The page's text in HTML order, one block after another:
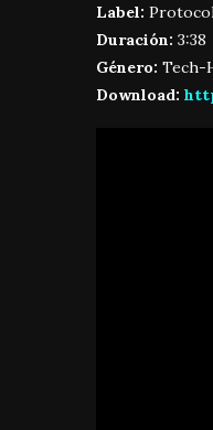
Label:
Duración: 3:38
Género: Tech-
Download: